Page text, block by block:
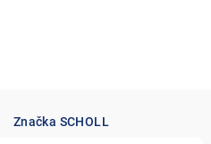
Značka SCHOLL